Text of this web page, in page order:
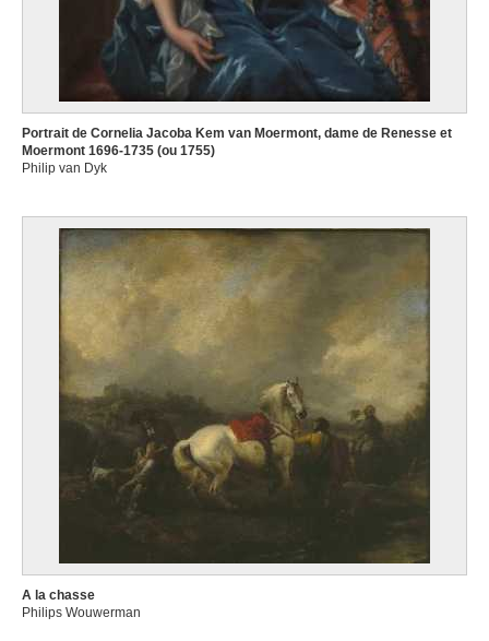
Portrait de Cornelia Jacoba Kem van Moermont, dame de Renesse et
Moermont 1696-1735 (ou 1755)
Philip van Dyk
A la chasse
Philips Wouwerman